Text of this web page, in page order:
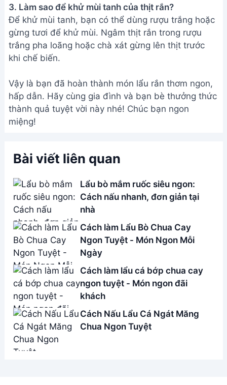
3. Làm sao để khử mùi tanh của thịt rắn?
Để khử mùi tanh, bạn có thể dùng rượu trắng hoặc
gừng tươi để khử mùi. Ngâm thịt rắn trong rượu
trắng pha loãng hoặc chà xát gừng lên thịt trước
khi chế biến.
Vậy là bạn đã hoàn thành món lẩu rắn thơm ngon,
hấp dẫn. Hãy cùng gia đình và bạn bè thưởng thức
thành quả tuyệt vời này nhé! Chúc bạn ngon
miệng!
Bài viết liên quan
Lẩu bò mắm ruốc siêu ngon:
Cách nấu nhanh, đơn giản tại
nhà
Cách làm Lẩu Bò Chua Cay
Ngon Tuyệt - Món Ngon Mỗi
Ngày
Cách làm lẩu cá bớp chua cay
ngon tuyệt - Món ngon đãi
khách
Cách Nấu Lẩu Cá Ngát Măng
Chua Ngon Tuyệt